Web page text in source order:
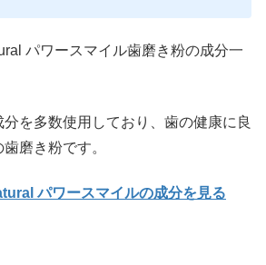
パワースマイル歯磨き粉の成分一
を多数使用しており、歯の健康に良
磨き粉です。
パワースマイルの成分を見る